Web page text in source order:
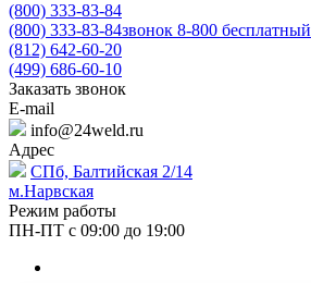
(800) 333-83-84
(800) 333-83-84звонок 8-800 бесплатный
(812) 642-60-20
(499) 686-60-10
Заказать звонок
E-mail
info@24weld.ru
Адрес
СПб, Балтийская 2/14
м.Нарвская
Режим работы
ПН-ПТ с 09:00 до 19:00